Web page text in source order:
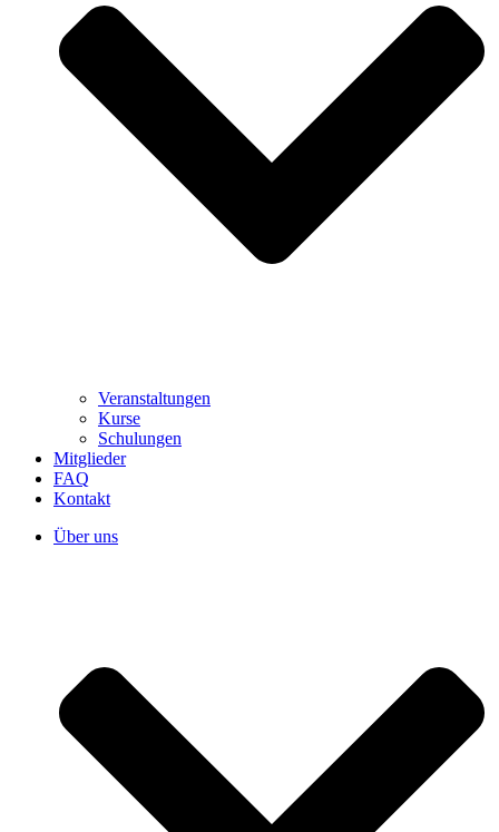
Veranstaltungen
Kurse
Schulungen
Mitglieder
FAQ
Kontakt
Über uns